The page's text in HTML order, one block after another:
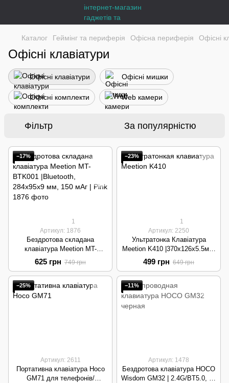
Каталог Геймінг та периферія Офісна периферія Офісні
Офісні клавіатури
Офісні клавіатури Офісні мишки
Офісні комплекти Web камери
Фільтр За популярністю
−17%
1
Артикул: 1876
Бездротова складана
клавіатура Meetion MT-
BTK001 |Bluetooth, 284х95х9
мм, 150 мАг | Pink
625 грн 749 грн
−23%
1
Артикул: 2250
Ультратонка Клавіатура
Meetion K410 |370х126х5.5мм,
66 клавіш, 300 грам| Black
499 грн 649 грн
−25%
Артикул: 2611
Портативна клавіатура Hoco
GM71 для телефонів/
−11%
Артикул: 1478
Бездротова клавіатура HOCO
Wisdom GM32 | 2.4G/BT5.0, 78